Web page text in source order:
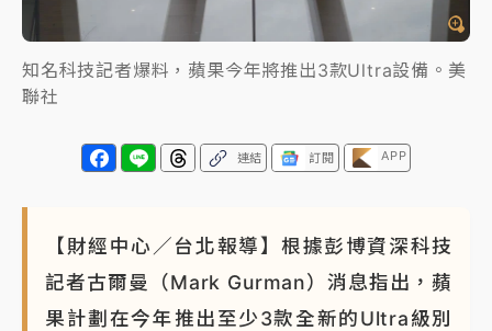
知名科技記者爆料，蘋果今年將推出3款Ultra設備。美
聯社
連結 訂閱 APP
【財經中心／台北報導】根據彭博資深科技
記者古爾曼（Mark Gurman）消息指出，蘋
果計劃在今年推出至少3款全新的Ultra級別